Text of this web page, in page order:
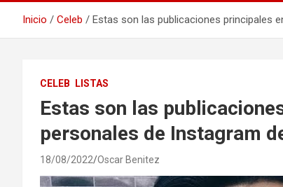
Inicio Celeb Estas son las publicaciones principales
CELEB LISTAS
Estas son las
personales de Instagram
18/08/2022 Oscar Benitez